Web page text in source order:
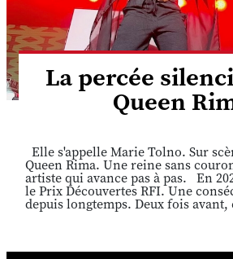
La percée
Queen
Elle s'appelle Marie Tolno. Sur
Queen Rima. Une reine sans
artiste qui avance pas à pas. En
le Prix Découvertes RFI. Une
depuis longtemps. Deux fois avant,